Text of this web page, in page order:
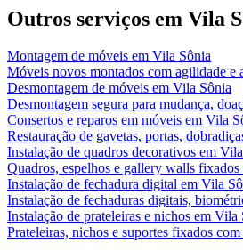
Outros serviços em Vila
Montagem de móveis em Vila Sônia
Móveis novos montados com agilidade e
Desmontagem de móveis em Vila Sônia
Desmontagem segura para mudança,
Consertos e reparos em móveis em Vila
Restauração de gavetas, portas,
Instalação de quadros decorativos em
Quadros, espelhos e gallery walls
Instalação de fechadura digital em Vila
Instalação de fechaduras digitais,
Instalação de prateleiras e nichos em Vila
Prateleiras, nichos e suportes fixados com